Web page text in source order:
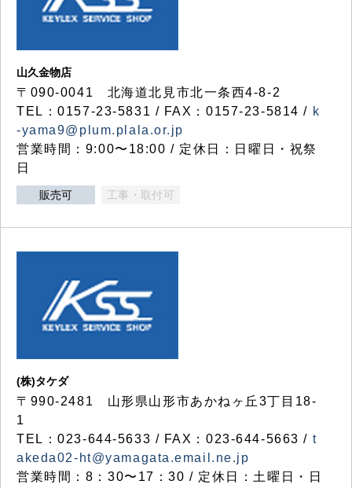
山久金物店
〒090-0041 北海道北見市北一条西4-8-2
TEL：0157-23-5831 / FAX：0157-23-5814 / k
-yama9@plum.plala.or.jp
営業時間：9:00〜18:00 / 定休日：日曜日・祝祭
日
販売可 工事・取付可
(株)タケダ
〒990-2481 山形県山形市あかねヶ丘3丁目18-
1
TEL：023-644-5633 / FAX：023-644-5663 / t
akeda02-ht@yamagata.email.ne.jp
営業時間：8：30〜17：30 / 定休日：土曜日・日